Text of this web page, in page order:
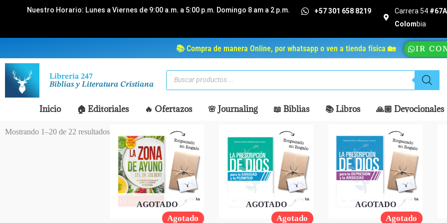
Nuestro Horario: Lunes a Viernes de 9:00 a.m. a 5:00 p.m. Domingo 8 am a 2 p.m. +57 301 658 8219 Carrera 54
Colombia
📚 Compra de manera Online, por whatsapp o ven a tienda física 🏡 IR
Librería 247
Biblias y Literatura Cristiana
Búsqueda
productos
Inicio 🏠 Editoriales 🔥 Ofertazos 🌸 Journaling 📖 Biblias 📚 Libros 🙏🏼 Devocionales
Mostrando 1–20 de 22 resultados
Agotado
AGOTADO
Agotado
AGOTADO
Agotado
AGOTADO